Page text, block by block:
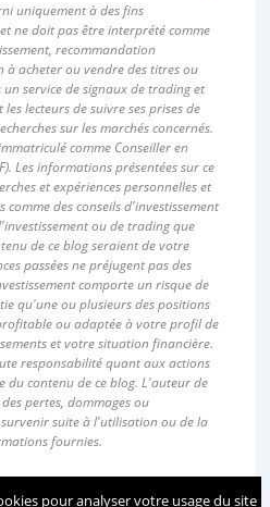
uniquement à des fins
ne doit pas être interprété comme
recommandation
acheter ou vendre des titres ou
service de signaux de trading et
lecteurs de suivre ses prises de
sur les marchés concernés.
comme Conseiller en
Les informations présentées sur ce
et expériences personnelles et
des conseils d'investissement
ou de trading que
de ce blog seraient de votre
passées ne préjugent pas des
comporte un risque de
qu'une ou plusieurs des positions
ou adaptée à votre profil de
et votre situation financière.
responsabilité quant aux actions
du contenu de ce blog. L'auteur de
pertes, dommages ou
suite à l'utilisation ou de la
fournies.
pour analyser votre usage du site